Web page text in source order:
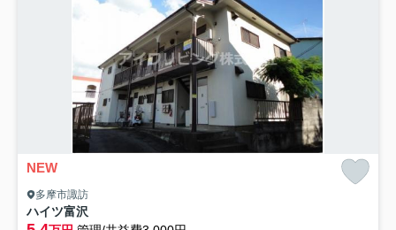
NEW
多摩市諏訪
ハイツ富沢